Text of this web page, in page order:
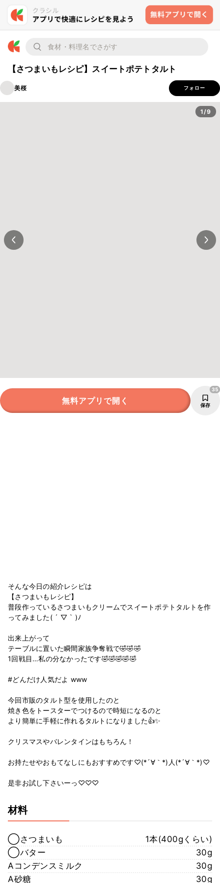
【さつまいもレシピ】スイートポテトタルト
美桜 フォロー
1/9
無料アプリで開く 保存
35
そんな今日の紹介レシピは
【さつまいもレシピ】
普段作っているさつまいもクリームでスイートポテトタルトを作
ってみました( ´ ▽ ` )ﾉ
出来上がって
テーブルに置いた瞬間家族争奪戦で🤣🤣🤣
1回戦目…私の分なかったです🤣🤣🤣🤣🤣
#どんだけ人気だよ www
今回市販のタルト型を使用したのと
焼き色をトースターでつけるので時短になるのと
より簡単に手軽に作れるタルトになりました👍✨
クリスマスやバレンタインはもちろん！
お持たせやおもてなしにもおすすめです♡(*´∀｀*)人(*´∀｀*)♡
是非お試し下さいーっ♡♡♡
材料
◯さつまいも
1本(400gくらい)
◯バター
30g
Aコンデンスミルク
30g
A砂糖
30g